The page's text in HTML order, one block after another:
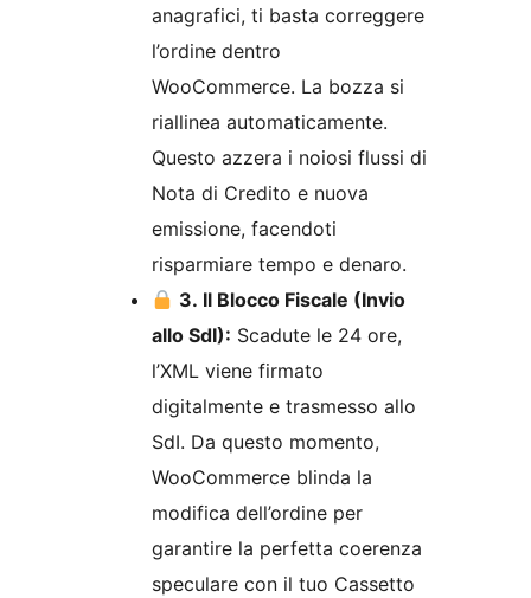
anagrafici, ti basta correggere
l’ordine dentro
WooCommerce. La bozza si
riallinea automaticamente.
Questo azzera i noiosi flussi di
Nota di Credito e nuova
emissione, facendoti
risparmiare tempo e denaro.
3. Il Blocco Fiscale (Invio
allo SdI): Scadute le 24 ore,
l’XML viene firmato
digitalmente e trasmesso allo
SdI. Da questo momento,
WooCommerce blinda la
modifica dell’ordine per
garantire la perfetta coerenza
speculare con il tuo Cassetto